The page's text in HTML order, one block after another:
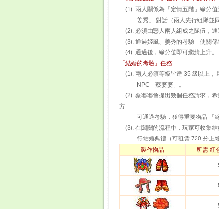
(1). 兩人關係為「定情五階」緣分
姜秀」 對話（兩人先行組隊
(2). 必須由戀人兩人組成之隊伍
(3). 通過姬風、姜秀的考驗，使
(4). 通過後，緣分值即可繼續上升。
「結婚的考驗」任務
(1). 兩人必須等級皆達 35 級以上，
NPC「蔡婆婆」。
(2). 蔡婆婆會提出幾個任務請求，
方
可通過考驗，獲得重要物品 「緣
(3). 在闖關的流程中，玩家可收集
行結婚典禮（可租賃 720 分上線
製作物品
所需 紅